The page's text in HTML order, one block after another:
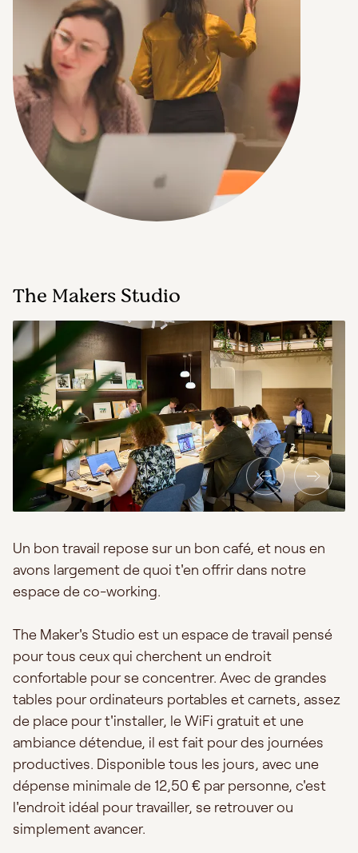
The Makers Studio
Un bon travail repose sur un bon café, et nous en
avons largement de quoi t'en offrir dans notre
espace de co-working.
The Maker's Studio est un espace de travail pensé
pour tous ceux qui cherchent un endroit
confortable pour se concentrer. Avec de grandes
tables pour ordinateurs portables et carnets, assez
de place pour t'installer, le WiFi gratuit et une
ambiance détendue, il est fait pour des journées
productives. Disponible tous les jours, avec une
dépense minimale de 12,50 € par personne, c'est
l'endroit idéal pour travailler, se retrouver ou
simplement avancer.